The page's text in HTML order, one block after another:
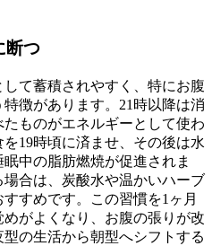
断つ
して蓄積されやすく、特にお腹
特徴があります。21時以降は消
ものがエネルギーとして使わ
19時頃に済ませ、その後は水
眠中の脂肪燃焼が促進されま
合は、炭酸水や温かいハーブ
すめです。この習慣を1ヶ月
がよくなり、お腹の張りが改
の生活から朝型へシフトする